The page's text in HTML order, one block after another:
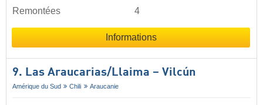
Remontées
4
Informations
9. Las Araucarias/​Llaima – Vilcún
Amérique du Sud Chili Araucanie